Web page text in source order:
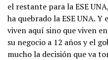
el restante para la ESE
ha quebrado la ESE UNA. Y
viven aquí sino que viven
su negocio a 12 años y el
mucho la decisión que va